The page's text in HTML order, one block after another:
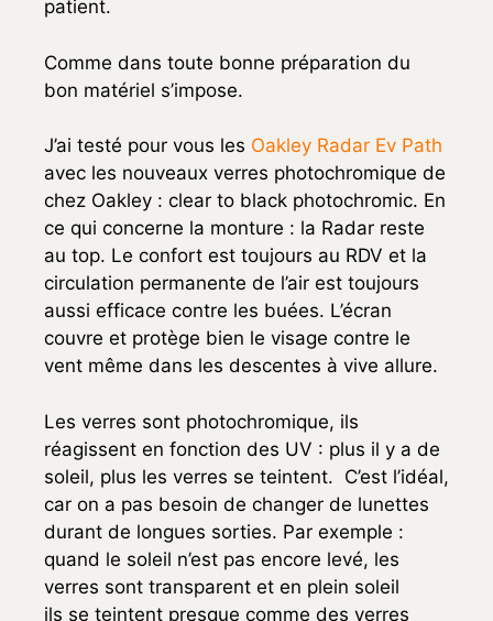
patient.
Comme dans toute bonne préparation du
bon matériel s’impose.
J’ai testé pour vous les Oakley Radar Ev Path
avec les nouveaux verres photochromique de
chez Oakley : clear to black photochromic. En
ce qui concerne la monture : la Radar reste
au top. Le confort est toujours au RDV et la
circulation permanente de l’air est toujours
aussi efficace contre les buées. L’écran
couvre et protège bien le visage contre le
vent même dans les descentes à vive allure.
Les verres sont photochromique, ils
réagissent en fonction des UV : plus il y a de
soleil, plus les verres se teintent. C’est l’idéal,
car on a pas besoin de changer de lunettes
durant de longues sorties. Par exemple :
quand le soleil n’est pas encore levé, les
verres sont transparent et en plein soleil
ils se teintent presque comme des verres